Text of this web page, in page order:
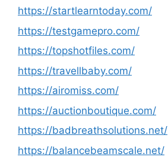
https://startlearntoday.com/
https://testgamepro.com/
https://topshotfiles.com/
https://travellbaby.com/
https://airomiss.com/
https://auctionboutique.com/
https://badbreathsolutions.net/
https://balancebeamscale.net/